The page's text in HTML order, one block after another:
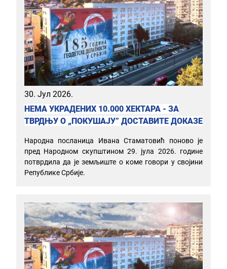
30. Јул 2026.
НЕМА УКРАДЕНИХ 10.000 ХЕКТАРА - ЗА
ТВРДЊУ О „ПОКУШАЈУ” ДОСТАВИТЕ ДОКАЗЕ
Народна посланица Ивана Стаматовић поново је
пред Народном скупштином 29. јула 2026. године
потврдила да је земљиште о коме говори у својини
Републике Србије.